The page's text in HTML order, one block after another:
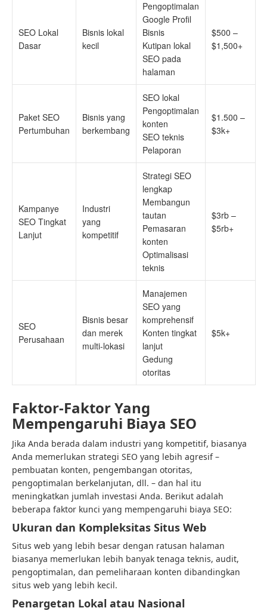
SEO Lokal
Dasar
Bisnis lokal
kecil
Pengoptimalan
Google Profil
Bisnis
Kutipan lokal
SEO pada
halaman
$500 –
$1,500+
Paket SEO
Pertumbuhan
Bisnis yang
berkembang
SEO lokal
Pengoptimalan
konten
SEO teknis
Pelaporan
$1.500 –
$3k+
Kampanye
SEO Tingkat
Lanjut
Industri
yang
kompetitif
Strategi SEO
lengkap
Membangun
tautan
Pemasaran
konten
Optimalisasi
teknis
$3rb –
$5rb+
SEO
Perusahaan
Bisnis besar
dan merek
multi-lokasi
Manajemen
SEO yang
komprehensif
Konten tingkat
lanjut
Gedung
otoritas
$5k+
Faktor-Faktor Yang
Mempengaruhi Biaya SEO
Jika Anda berada dalam industri yang kompetitif, biasanya
Anda memerlukan strategi SEO yang lebih agresif –
pembuatan konten, pengembangan otoritas,
pengoptimalan berkelanjutan, dll. – dan hal itu
meningkatkan jumlah investasi Anda. Berikut adalah
beberapa faktor kunci yang mempengaruhi biaya SEO:
Ukuran dan Kompleksitas Situs Web
Situs web yang lebih besar dengan ratusan halaman
biasanya memerlukan lebih banyak tenaga teknis, audit,
pengoptimalan, dan pemeliharaan konten dibandingkan
situs web yang lebih kecil.
Penargetan Lokal atau Nasional